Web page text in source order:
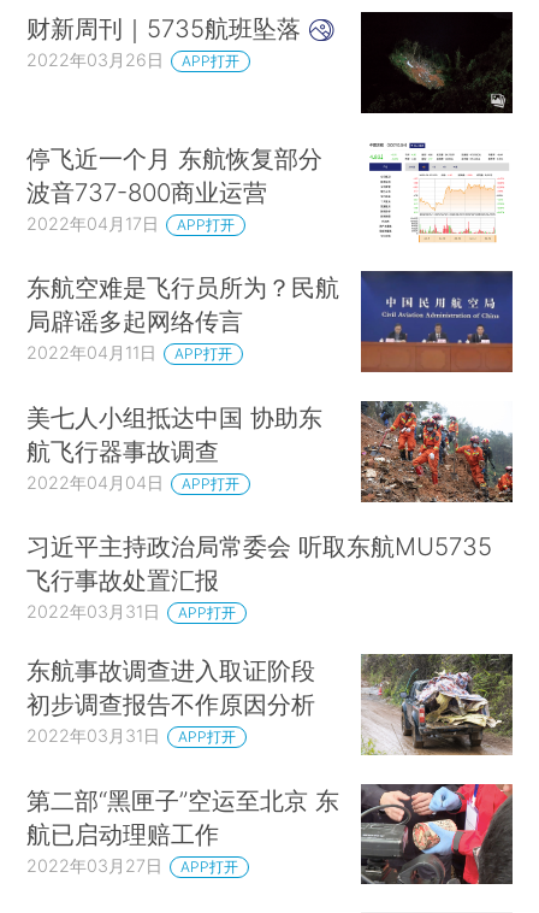
财新周刊｜5735航班坠落
2022年03月26日 APP打开
停飞近一个月 东航恢复部分
波音737-800商业运营
2022年04月17日 APP打开
东航空难是飞行员所为？民航
局辟谣多起网络传言
2022年04月11日 APP打开
美七人小组抵达中国 协助东
航飞行器事故调查
2022年04月04日 APP打开
习近平主持政治局常委会 听取东航MU5735
飞行事故处置汇报
2022年03月31日 APP打开
东航事故调查进入取证阶段
初步调查报告不作原因分析
2022年03月31日 APP打开
第二部“黑匣子”空运至北京 东
航已启动理赔工作
2022年03月27日 APP打开